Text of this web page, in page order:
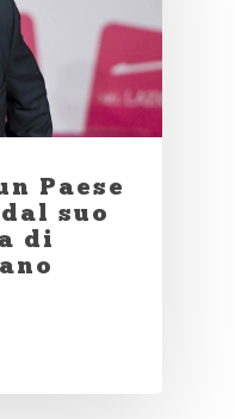
Paese
suo
di